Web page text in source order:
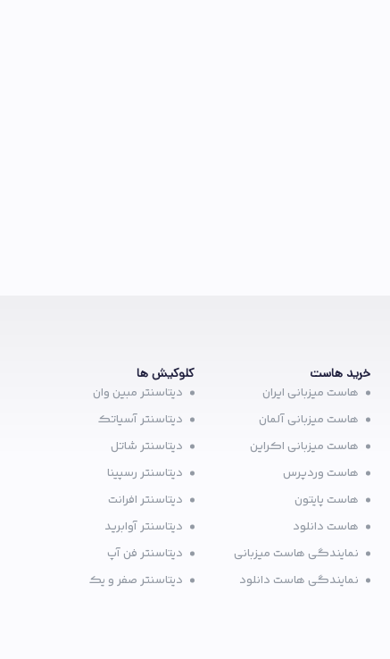
خرید هاست
هاست میزبانی ایران
هاست میزبانی آلمان
هاست میزبانی اکراین
هاست وردپرس
هاست پایتون
هاست دانلود
نمایندگی هاست میزبانی
نمایندگی هاست دانلود
کلوکیش ها
دیتاسنتر مبین وان
دیتاسنتر آسیاتک
دیتاسنتر شاتل
دیتاسنتر رسپینا
دیتاسنتر افرانت
دیتاسنتر آوابرید
دیتاسنتر فن آپ
دیتاسنتر صفر و یک